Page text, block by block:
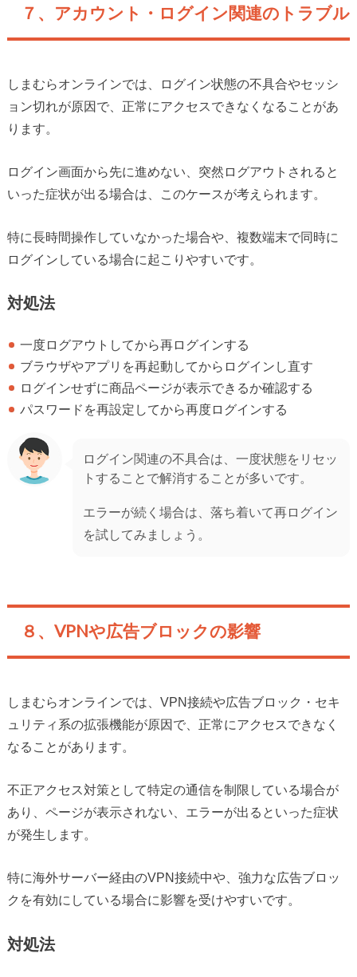
７、アカウント・ログイン関連のトラブル
しまむらオンラインでは、ログイン状態の不具合やセッシ
ョン切れが原因で、正常にアクセスできなくなることがあ
ります。
ログイン画面から先に進めない、突然ログアウトされると
いった症状が出る場合は、このケースが考えられます。
特に長時間操作していなかった場合や、複数端末で同時に
ログインしている場合に起こりやすいです。
対処法
一度ログアウトしてから再ログインする
ブラウザやアプリを再起動してからログインし直す
ログインせずに商品ページが表示できるか確認する
パスワードを再設定してから再度ログインする
ログイン関連の不具合は、一度状態をリセッ
トすることで解消することが多いです。
エラーが続く場合は、落ち着いて再ログイン
を試してみましょう。
８、VPNや広告ブロックの影響
しまむらオンラインでは、VPN接続や広告ブロック・セキ
ュリティ系の拡張機能が原因で、正常にアクセスできなく
なることがあります。
不正アクセス対策として特定の通信を制限している場合が
あり、ページが表示されない、エラーが出るといった症状
が発生します。
特に海外サーバー経由のVPN接続中や、強力な広告ブロッ
クを有効にしている場合に影響を受けやすいです。
対処法